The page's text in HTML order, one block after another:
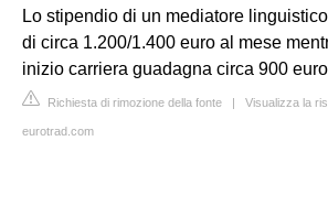
Lo stipendio di un mediatore
di circa 1.200/1.400 euro al mese
inizio carriera guadagna circa 900
Richiesta di rimozione della fonte | Visualizza la
eurotrad.com